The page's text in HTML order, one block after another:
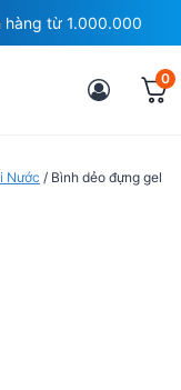
hàng từ 1.000.000
0
Nước / Bình dẻo đựng gel